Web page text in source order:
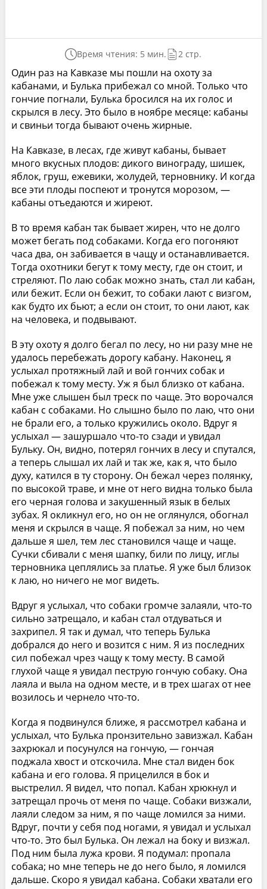
Время чтения: 5 мин. 2 стр.
Один раз на Кавказе мы пошли на охоту за
кабанами, и Булька прибежал со мной. Только что
гончие погнали, Булька бросился на их голос и
скрылся в лесу. Это было в ноябре месяце: кабаны
и свиньи тогда бывают очень жирные.
На Кавказе, в лесах, где живут кабаны, бывает
много вкусных плодов: дикого винограду, шишек,
яблок, груш, ежевики, жолудей, терновнику. И когда
все эти плоды поспеют и тронутся морозом, —
кабаны отъедаются и жиреют.
В то время кабан так бывает жирен, что не долго
может бегать под собаками. Когда его погоняют
часа два, он забивается в чащу и останавливается.
Тогда охотники бегут к тому месту, где он стоит, и
стреляют. По лаю собак можно знать, стал ли кабан,
или бежит. Если он бежит, то собаки лают с визгом,
как будто их бьют; а если он стоит, то они лают, как
на человека, и подвывают.
В эту охоту я долго бегал по лесу, но ни разу мне не
удалось перебежать дорогу кабану. Наконец, я
услыхал протяжный лай и вой гончих собак и
побежал к тому месту. Уж я был близко от кабана.
Мне уже слышен был треск по чаще. Это ворочался
кабан с собаками. Но слышно было по лаю, что они
не брали его, а только кружились около. Вдруг я
услыхал — зашуршало что-то сзади и увидал
Бульку. Он, видно, потерял гончих в лесу и спутался,
а теперь слышал их лай и так же, как я, что было
духу, катился в ту сторону. Он бежал через полянку,
по высокой траве, и мне от него видна только была
его черная голова и закушенный язык в белых
зубах. Я окликнул его, но он не оглянулся, обогнал
меня и скрылся в чаще. Я побежал за ним, но чем
дальше я шел, тем лес становился чаще и чаще.
Сучки сбивали с меня шапку, били по лицу, иглы
терновника цеплялись за платье. Я уже был близок
к лаю, но ничего не мог видеть.
Вдруг я услыхал, что собаки громче залаяли, что-то
сильно затрещало, и кабан стал отдуваться и
захрипел. Я так и думал, что теперь Булька
добрался до него и возится с ним. Я из последних
сил побежал чрез чащу к тому месту. В самой
глухой чаще я увидал пеструю гончую собаку. Она
лаяла и выла на одном месте, и в трех шагах от нее
возилось и чернело что-то.
Когда я подвинулся ближе, я рассмотрел кабана и
услыхал, что Булька пронзительно завизжал. Кабан
захрюкал и посунулся на гончую, — гончая
поджала хвост и отскочила. Мне стал виден бок
кабана и его голова. Я прицелился в бок и
выстрелил. Я видел, что попал. Кабан хрюкнул и
затрещал прочь от меня по чаще. Собаки визжали,
лаяли следом за ним, я по чаще ломился за ними.
Вдруг, почти у себя под ногами, я увидал и услыхал
что-то. Это был Булька. Он лежал на боку и визжал.
Под ним была лужа крови. Я подумал: пропала
собака; но мне теперь не до него было, я ломился
дальше. Скоро я увидал кабана. Собаки хватали его